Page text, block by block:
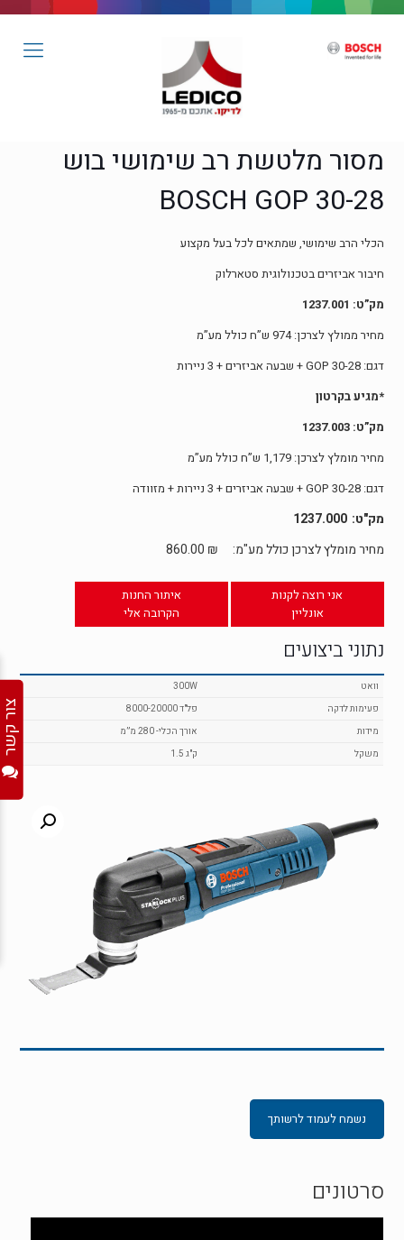
מסור מלטשת רב שימושי בוש
BOSCH GOP 30-28
הכלי הרב שימושי, שמתאים לכל בעל מקצוע
חיבור אביזרים בטכנולוגית סטארלוק
מק”ט: 1237.001
מחיר ממולץ לצרכן: 974 ש”ח כולל מע”מ
דגם: GOP 30-28 + שבעה אביזרים + 3 ניירות
*מגיע בקרטון
מק”ט: 1237.003
מחיר מומלץ לצרכן: 1,179 ש”ח כולל מע”מ
דגם: GOP 30-28 + שבעה אביזרים + 3 ניירות + מזוודה
1237.000
מחיר מומלץ לצרכן כולל מע"מ:
860.00 ₪
אני רוצה לקנות
אונליין
איתור החנות
הקרובה אלי
נתוני ביצועים
300W
וואט
8000-20000 פל"ד
פעימות לדקה
אורך הכלי- 280 מ”מ
מידות
1.5 ק"ג
משקל
נשמח לעמוד לרשותך
סרטונים